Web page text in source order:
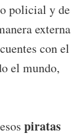
policial y de
externa
con el
el mundo,
piratas